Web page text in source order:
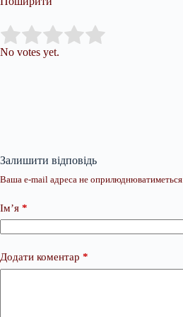
Rate this item:
No votes yet.
Залишити відповідь
Ваша e-mail адреса не оприлюднюватиметься.
Ім’я *
Додати коментар *